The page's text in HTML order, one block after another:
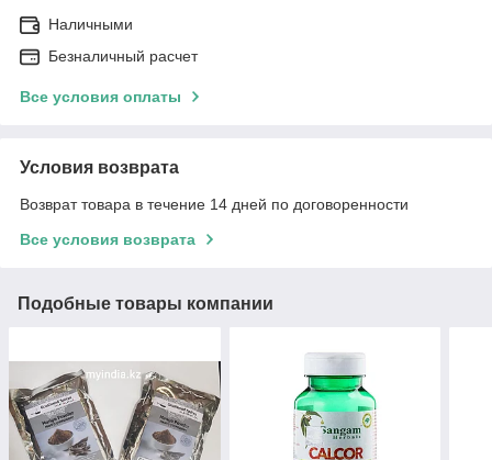
Наличными
Безналичный расчет
Все условия оплаты
Условия возврата
Возврат товара в течение 14 дней по договоренности
Все условия возврата
Подобные товары компании